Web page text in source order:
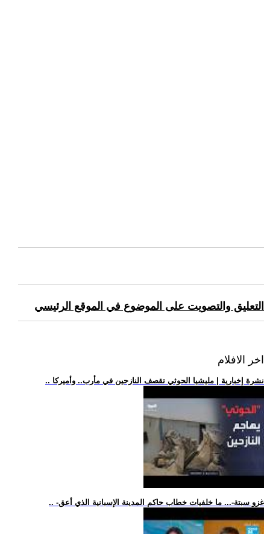
التعليق والتصويت على الموضوع في الموقع الرئيسي
اخر الافلام
.. نشرة إخبارية | مليشيا الحوثي تقصف النازحين في مأرب.. وأميركا
.. -غزو سبتة-... ما خلفيات خطاب حاكم المدينة الإسبانية الذي أعق